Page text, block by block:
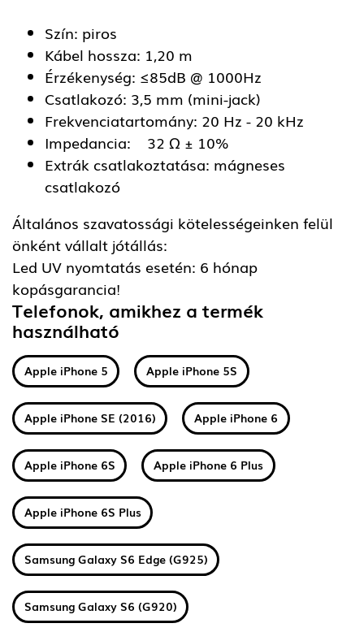
Szín: piros
Kábel hossza: 1,20 m
Érzékenység: ≤85dB @ 1000Hz
Csatlakozó: 3,5 mm (mini-jack)
Frekvenciatartomány: 20 Hz - 20 kHz
Impedancia: 32 Ω ± 10%
Extrák csatlakoztatása: mágneses
csatlakozó
Általános szavatossági kötelességeinken felül
önként vállalt jótállás:
Led UV nyomtatás esetén: 6 hónap
kopásgarancia!
Telefonok, amikhez a termék
használható
Apple iPhone 5 Apple iPhone 5S
Apple iPhone SE (2016) Apple iPhone 6
Apple iPhone 6S Apple iPhone 6 Plus
Apple iPhone 6S Plus
Samsung Galaxy S6 Edge (G925)
Samsung Galaxy S6 (G920)